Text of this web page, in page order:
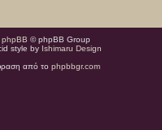
phpBB © phpBB Group
style by Ishimaru Design
από το phpbbgr.com